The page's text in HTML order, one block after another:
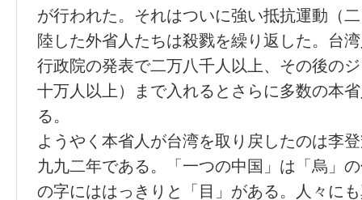
が行われた。それはついに強い抵抗運動（
陸した外省人たちは殺戮を繰り返した。台
行政院の発表で二万八千人以上、その後の
十万人以上）まで入れるとさらに多数の本
る。
ようやく本省人が台湾を取り戻したのは李
九九二年である。「一つの中国」は「烏」
の字にははっきりと「目」がある。人々に